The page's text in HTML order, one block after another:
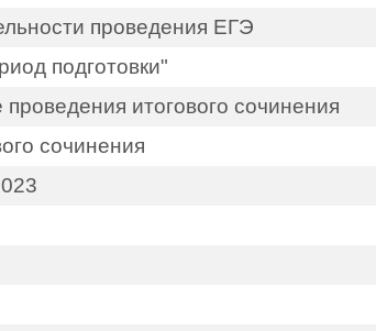
проведения ЕГЭ
подготовки"
итогового сочинения
сочинения